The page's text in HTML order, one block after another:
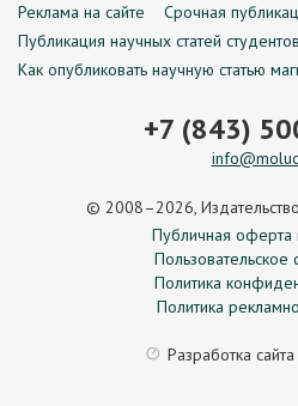
Реклама на сайте
Срочная
Публикация научных статей студентов
Как опубликовать научную статью
+7 (843)
© 2008–2026,
Публичная оферта
Пользовательское
Политика
Политика
Разработка сайта